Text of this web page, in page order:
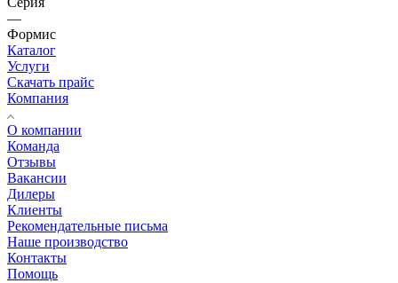
—
Формис
Каталог
Услуги
Скачать прайс
Компания
О компании
Команда
Отзывы
Вакансии
Дилеры
Клиенты
Рекомендательные письма
Наше производство
Контакты
Помощь